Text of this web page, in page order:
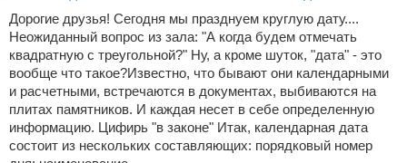
Дорогие друзья! Сегодня мы празднуем круглую дату....
Неожиданный вопрос из зала: "А когда будем отмечать
квадратную с треугольной?" Ну, а кроме шуток, "дата" - это
вообще что такое?Известно, что бывают они календарными
и расчетными, встречаются в документах, выбиваются на
плитах памятников. И каждая несет в себе определенную
информацию. Цифирь "в законе" Итак, календарная дата
состоит из нескольких составляющих: порядковый номер